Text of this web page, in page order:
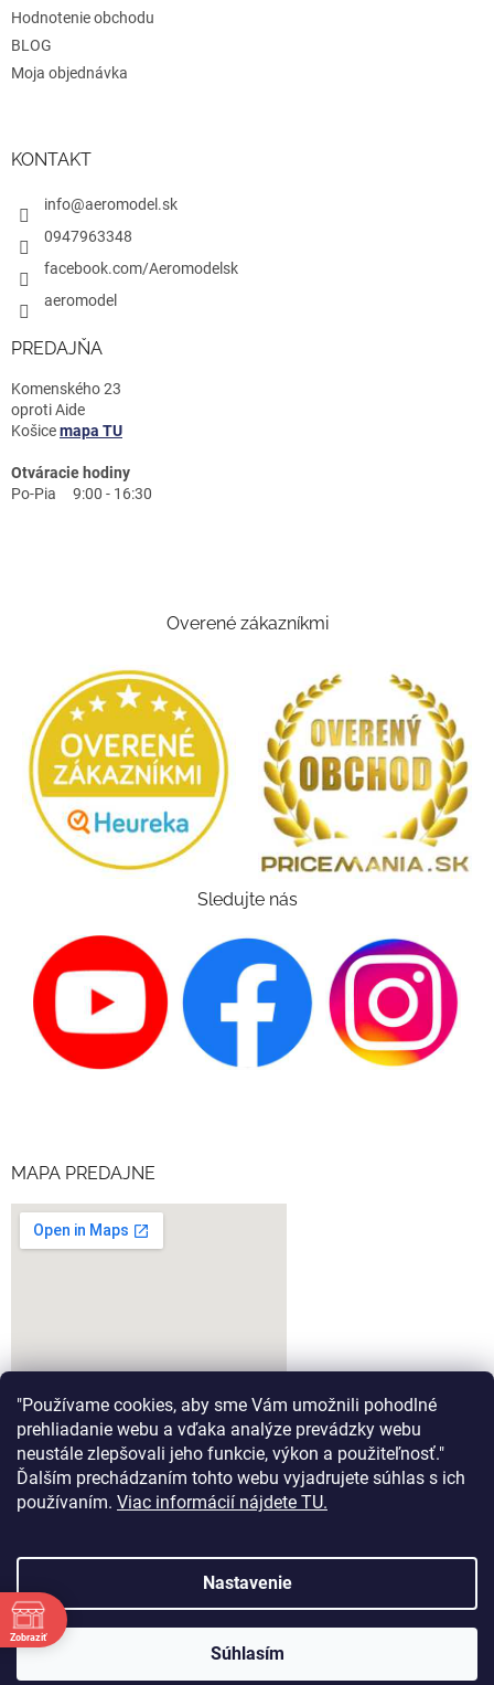
"Používame cookies, aby sme Vám umožnili pohodlné
prehliadanie webu a vďaka analýze prevádzky webu
neustále zlepšovali jeho funkcie, výkon a použiteľnosť."
Ďalším prechádzaním tohto webu vyjadrujete súhlas s ich
používaním. Viac informácií nájdete TU.
Nastavenie
Súhlasím
Hodnotenie obchodu
BLOG
Moja objednávka
KONTAKT
info@aeromodel.sk
0947963348
facebook.com/Aeromodelsk
aeromodel
PREDAJŇA
Komenského 23
oproti Aide
Košicemapa TU
Otváracie hodiny
Po-Pia 9:00 - 16:30
Overené zákazníkmi
Sledujte nás
MAPA PREDAJNE
google-map-generator.com
Vytvoril Shoptet
Aeromodel.sk. Všetky práva vyhradené.
Zobraziť